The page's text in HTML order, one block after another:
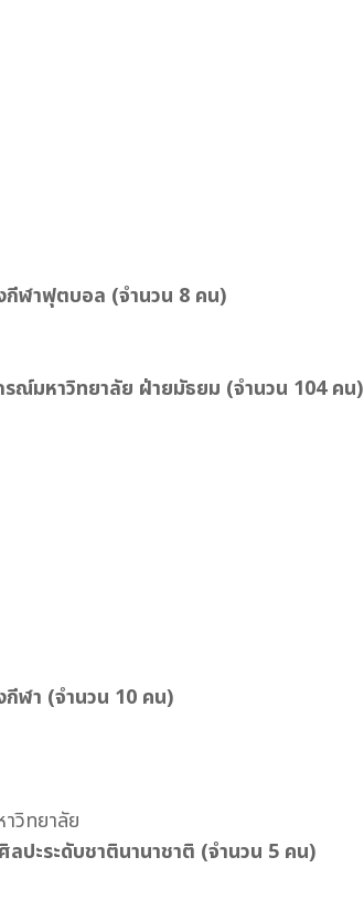
กีฬาฟุตบอล (จำนวน 8 คน)
รณ์มหาวิทยาลัย ฝ่ายมัธยม (จำนวน 104 คน)
กีฬา (จำนวน 10 คน)
วิทยาลัย
ปะระดับชาตินานาชาติ (จำนวน 5 คน)